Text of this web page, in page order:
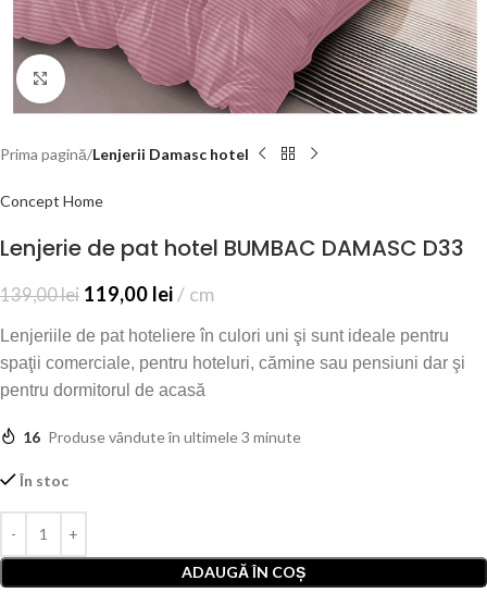
Click to enlarge
Prima pagină Lenjerii Damasc hotel
Concept Home
Lenjerie de pat hotel BUMBAC DAMASC D33
139,00lei 119,00 lei cm
Lenjeriile de pat hoteliere în culori uni şi sunt ideale pentru
spaţii comerciale, pentru hoteluri, cămine sau pensiuni dar şi
pentru dormitorul de acasă
16 Produse vândute în ultimele 3 minute
În stoc
ADAUGĂ ÎN COȘ